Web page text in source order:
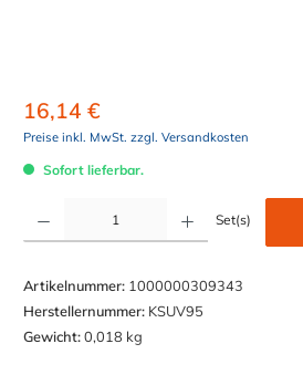
16,14 €
Preise inkl. MwSt. zzgl. Versandkosten
Sofort lieferbar.
Set(s)
Artikelnummer: 1000000309343
Herstellernummer: KSUV95
Gewicht:0,018 kg